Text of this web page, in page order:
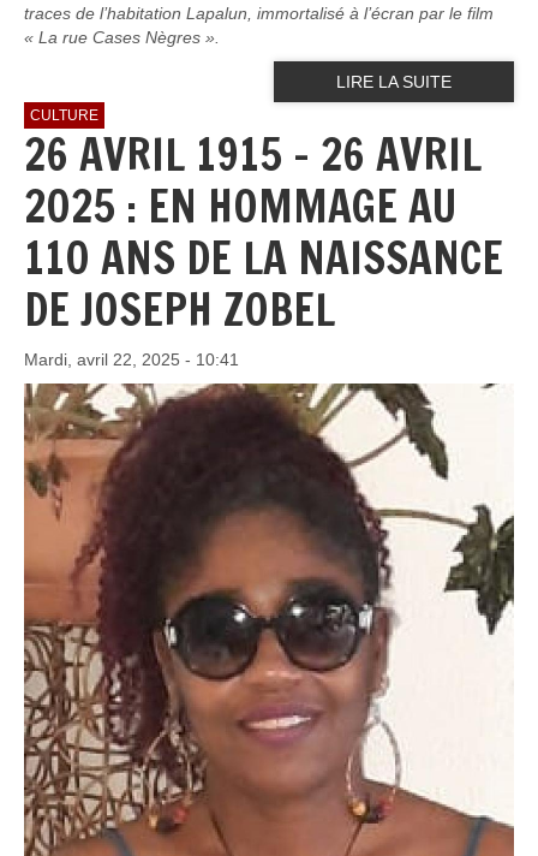
traces de l’habitation Lapalun, immortalisé à l’écran par le film
« La rue Cases Nègres ».
LIRE LA SUITE
CULTURE
26 AVRIL 1915 – 26 AVRIL
2025 : EN HOMMAGE AU
110 ANS DE LA NAISSANCE
DE JOSEPH ZOBEL
Mardi, avril 22, 2025 - 10:41